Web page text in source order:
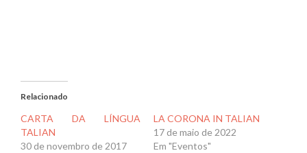
Relacionado
CARTA DA LÍNGUA
TALIAN
30 de novembro de 2017
LA CORONA IN TALIAN
17 de maio de 2022
Em "Eventos"